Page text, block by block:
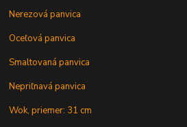
Nerezová panvica
Oceľová panvica
Smaltovaná panvica
Nepriľnavá panvica
Wok, priemer: 31 cm